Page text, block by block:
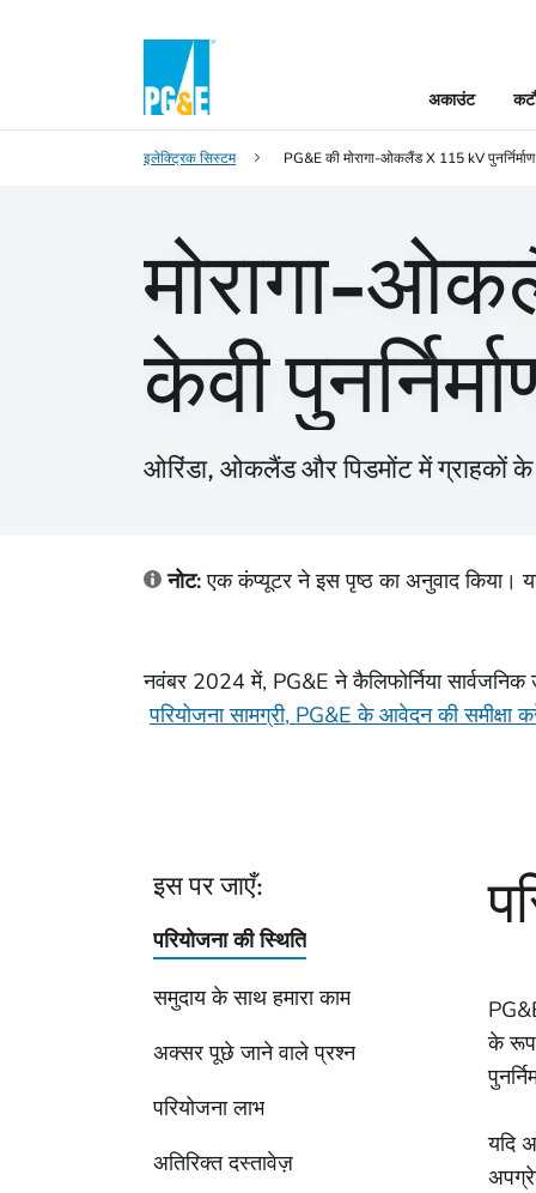
अकाउंट
इलेक्ट्रिक सिस्टम PG&E की मोरागा-ओकलैंड X 115 kV पुनर्निर्माण
मोरागा-
केवी
ओरिंडा, ओकलैंड और पिडमोंट में ग्राहकों के
नोट:एक कंप्यूटर ने इस पृष्ठ का अनुवाद किया।
नवंबर 2024 में, PG&E ने कैलिफोर्निया
परियोजना सामग्री, PG&E के आवेदन की समीक्षा
इस पर जाएँ:
परियोजना की स्थिति
समुदाय के साथ हमारा काम
अक्सर पूछे जाने वाले प्रश्न
परियोजना लाभ
अतिरिक्त दस्तावेज़
के रूप
यदि